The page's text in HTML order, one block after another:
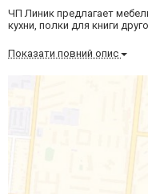
ЧП Линик предлагает
кухни, полки для книги
Показати повний опис